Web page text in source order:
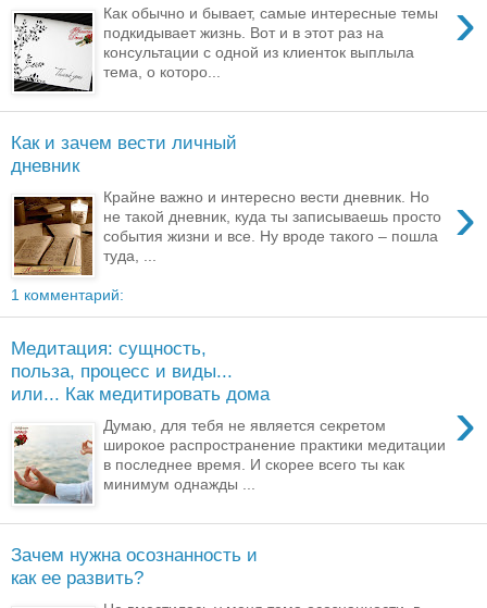
›
Как обычно и бывает, самые интересные темы
подкидывает жизнь. Вот и в этот раз на
консультации с одной из клиенток выплыла
тема, о которо...
Как и зачем вести личный
дневник
›
Крайне важно и интересно вести дневник. Но
не такой дневник, куда ты записываешь просто
события жизни и все. Ну вроде такого – пошла
туда, ...
1 комментарий:
Медитация: сущность,
польза, процесс и виды...
или... Как медитировать дома
›
Думаю, для тебя не является секретом
широкое распространение практики медитации
в последнее время. И скорее всего ты как
минимум однажды ...
Зачем нужна осознанность и
как ее развить?